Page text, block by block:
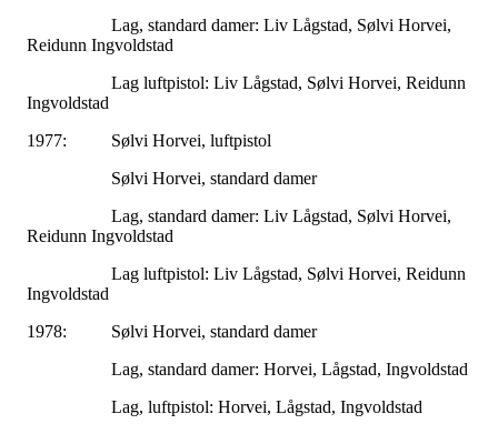
Lag, standard damer: Liv Lågstad, Sølvi Horvei,
Reidunn Ingvoldstad
Lag luftpistol: Liv Lågstad, Sølvi Horvei, Reidunn
Ingvoldstad
1977: Sølvi Horvei, luftpistol
Sølvi Horvei, standard damer
Lag, standard damer: Liv Lågstad, Sølvi Horvei,
Reidunn Ingvoldstad
Lag luftpistol: Liv Lågstad, Sølvi Horvei, Reidunn
Ingvoldstad
1978: Sølvi Horvei, standard damer
Lag, standard damer: Horvei, Lågstad, Ingvoldstad
Lag, luftpistol: Horvei, Lågstad, Ingvoldstad